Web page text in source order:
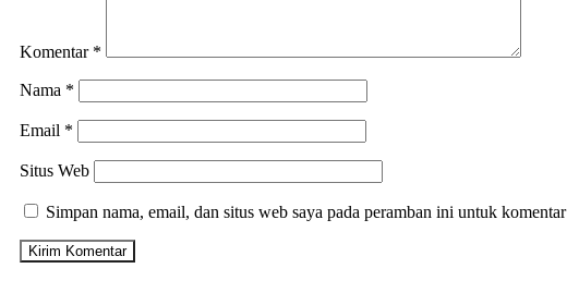
Komentar *
Nama *
Email *
Situs Web
Simpan nama, email, dan situs web saya pada peramban ini untuk